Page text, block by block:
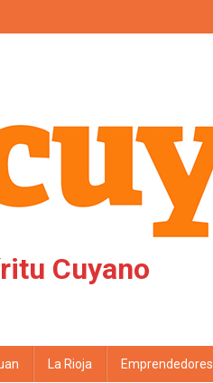
Cuyano
La Rioja Emprendedores